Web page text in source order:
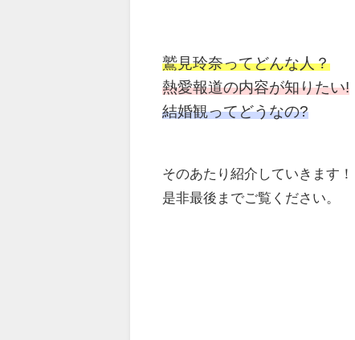
鷲見玲奈ってどんな人？
熱愛報道の内容が知りたい!
結婚観ってどうなの?
そのあたり紹介していきます！
是非最後までご覧ください。